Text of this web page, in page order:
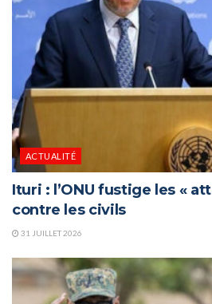
ACTUALITÉ
Ituri : l’ONU fustige les «
contre les civils
31 JUILLET 2026